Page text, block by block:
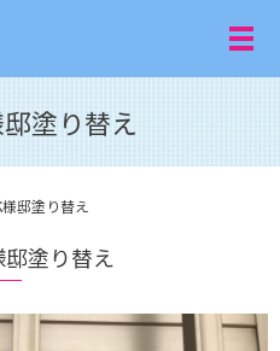
メ
塗り替え
邸塗り替え
塗り替え